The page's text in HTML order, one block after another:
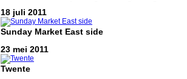
18 juli 2011
Sunday Market East side
23 mei 2011
Twente